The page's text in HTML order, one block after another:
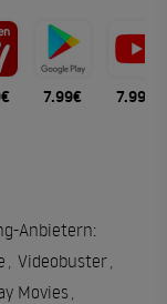
7.99€ 7.99€
Anbietern:
Videobuster
Movies